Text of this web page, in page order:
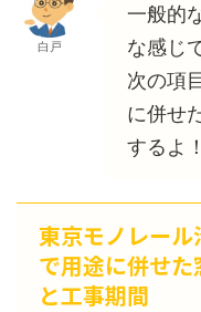
白戸
一般的
な感じ
次の項
に併せ
するよ！
東京モノレー
で用途に併せ
と工事期間